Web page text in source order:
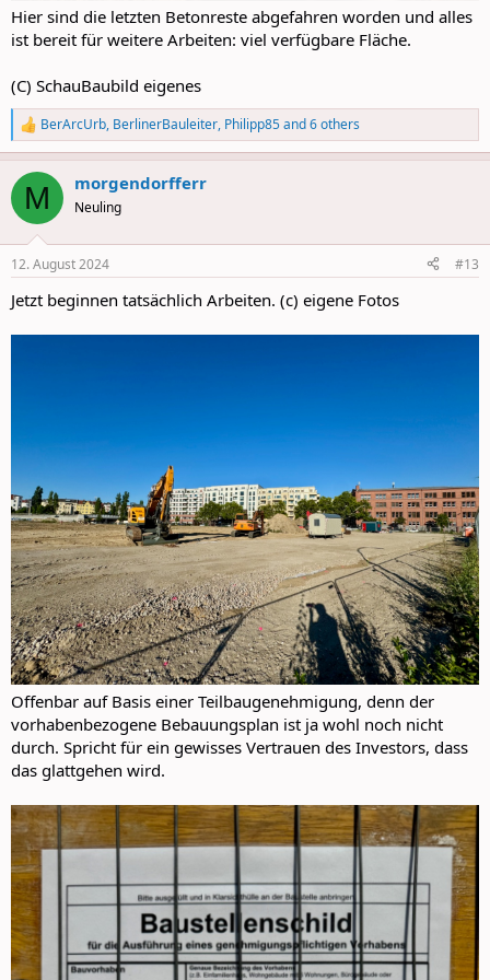
Hier sind die letzten Betonreste abgefahren worden und alles
ist bereit für weitere Arbeiten: viel verfügbare Fläche.
(C) SchauBaubild eigenes
R
e
a
c
i
s
BerArcUrb, BerlinerBauleiter, Philipp85and 6 others
M morgendorfferr
Neuling
12. August 2024 #13
Jetzt beginnen tatsächlich Arbeiten. (c) eigene Fotos
Offenbar auf Basis einer Teilbaugenehmigung, denn der
vorhabenbezogene Bebauungsplan ist ja wohl noch nicht
durch. Spricht für ein gewisses Vertrauen des Investors, dass
das glattgehen wird.